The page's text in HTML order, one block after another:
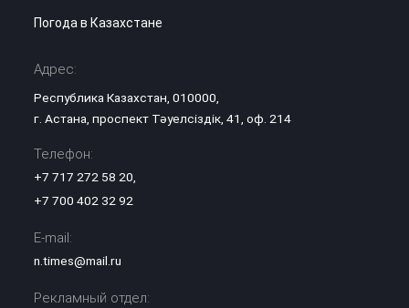
Погода в Казахстане
Адрес:
Республика Казахстан, 010000,
г. Астана, проспект Тәуелсіздік, 41, оф. 214
Телефон:
+7 717 272 58 20
+7 700 402 32 92
E-mail:
n.times@mail.ru
Рекламный отдел: